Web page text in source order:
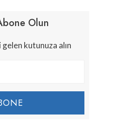
Olun
kutunuza alın